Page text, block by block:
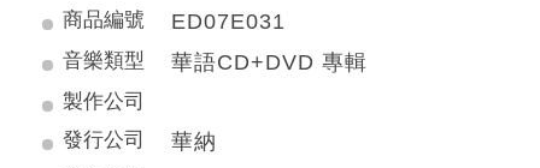
商品編號 ED07E031
音樂類型 華語CD+DVD 專輯
製作公司
發行公司
華納